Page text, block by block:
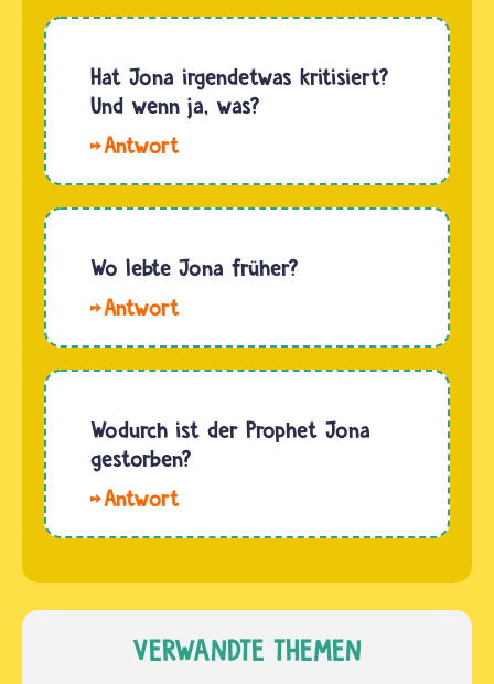
eine
des
hebräischen
Namens
sollte in
Ninive
reisen.
Hat Jona irgendetwas kritisiert?
Und wenn ja, was?
Von sich
Jona
nichts
kritisiert.
Nach
und
christlichem
Glauben
aber…
Wo lebte Jona früher?
In der
steht
nicht,
woher
Jona
stammte.
Berufung
Wodurch ist der Prophet Jona
gestorben?
ist nichts
bekannt.
VERWANDTE THEMEN